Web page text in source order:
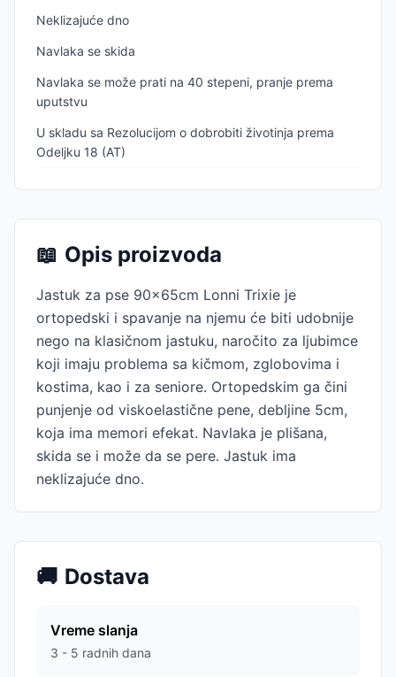
Neklizajuće dno
Navlaka se skida
Navlaka se može prati na 40 stepeni, pranje prema
uputstvu
U skladu sa Rezolucijom o dobrobiti životinja prema
Odeljku 18 (AT)
📖 Opis proizvoda
Jastuk za pse 90x65cm Lonni Trixie je
ortopedski i spavanje na njemu će biti udobnije
nego na klasičnom jastuku, naročito za ljubimce
koji imaju problema sa kičmom, zglobovima i
kostima, kao i za seniore. Ortopedskim ga čini
punjenje od viskoelastične pene, debljine 5cm,
koja ima memori efekat. Navlaka je plišana,
skida se i može da se pere. Jastuk ima
neklizajuće dno.
🚚 Dostava
Vreme slanja
3 - 5 radnih dana